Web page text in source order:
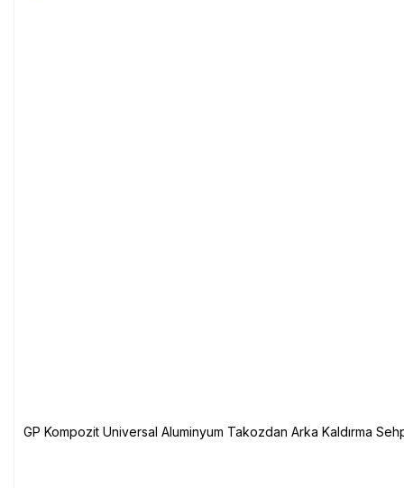
GP Kompozit Universal Aluminyum Takozdan Arka Kaldırma